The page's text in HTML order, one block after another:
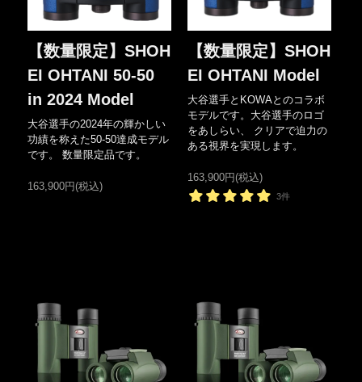
【数量限定】SHOH
EI OHTANI 50-50
in 2024 Model
大谷選手の2024年の輝かしい
功績を称えた50-50達成モデル
です。 数量限定品です。
163,900円(税込)
【数量限定】SHOH
EI OHTANI Model
大谷選手とKOWAとのコラボ
モデルです。大谷選手のロゴ
をあしらい、 クリアで迫力の
ある視界を実現します。
163,900円(税込)
3件